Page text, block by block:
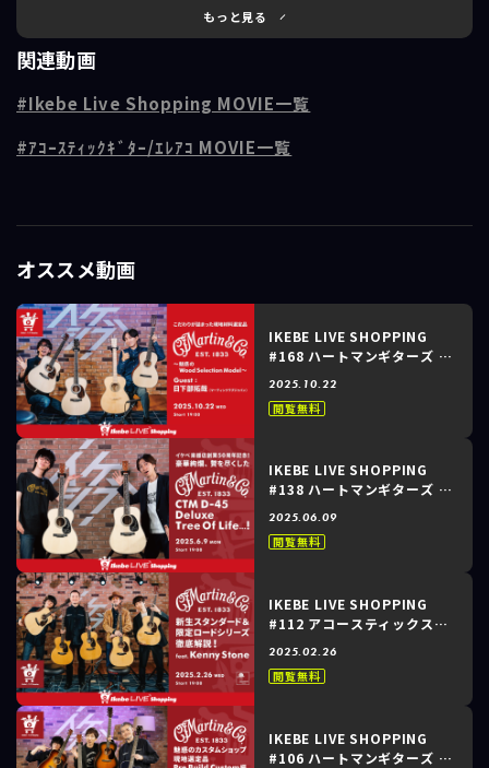
ゲストには、お馴染みのMartin Club Japan・日下部氏が登場！
今回のテーマは、「Martinシグネイチャーモデルを、あえてスペックで
「あの名曲の、あの響きを再現するために必要だった要素とは？」
ィストとMartinの間に紡がれたストーリーや、彼らの音楽性に深く紐づ
いたこだわりを、日下部氏とともにゆったりと紐解いていきます。
当日は、まるで深夜ラジオを聴いているようなリラックスした空間で、
極上のアコースティックサウンドとディープなトークをお楽しみくださ
い。
----------------------------------------------------
＜出演＞
日下部拓哉（マーティンクラブジャパン）
秋田晃平（ハートマンギターズ）
初回放送日時：2026/05/27
会場：イケシブSTUDIO
もっと見る
関連動画
Ikebe Live Shopping MOVIE一覧
ｱｺｰｽﾃｨｯｸｷﾞﾀｰ/ｴﾚｱｺ MOVIE一覧
オススメ動画
IKEBE LIVE SHOPPING
#168 ハートマンギターズ ～
定品。魅惑のWood
2025.10.22
閲覧無料
IKEBE LIVE SHOPPING
#138 ハートマンギターズ ～
Martin｜イケベ楽器店創業
を尽くしたCTM D-45
2025.06.09
閲覧無料
IKEBE LIVE SHOPPING
#112 アコースティックステ
ード＆限定ロードシリーズ徹
2025.02.26
閲覧無料
IKEBE LIVE SHOPPING
#106 ハートマンギターズ ～